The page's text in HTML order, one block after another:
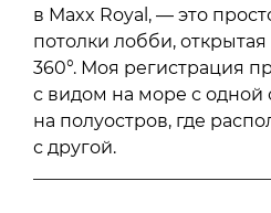
в Maxx Royal, — это
потолки лобби,
360°. Моя регистрация
с видом на море с одной
на полуостров, где
с другой.